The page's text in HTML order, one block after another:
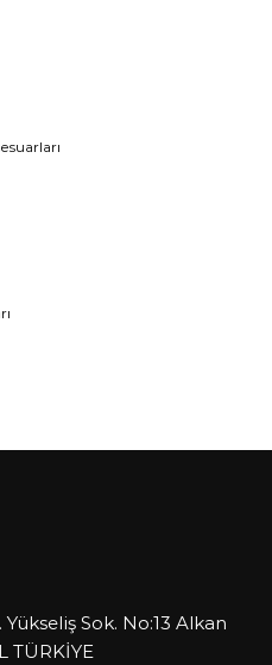
Sok. No:13 Alkan
TÜRKİYE